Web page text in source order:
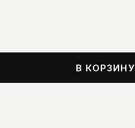
В КОРЗИНУ